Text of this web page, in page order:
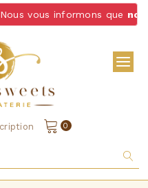
vous informons quenous
0